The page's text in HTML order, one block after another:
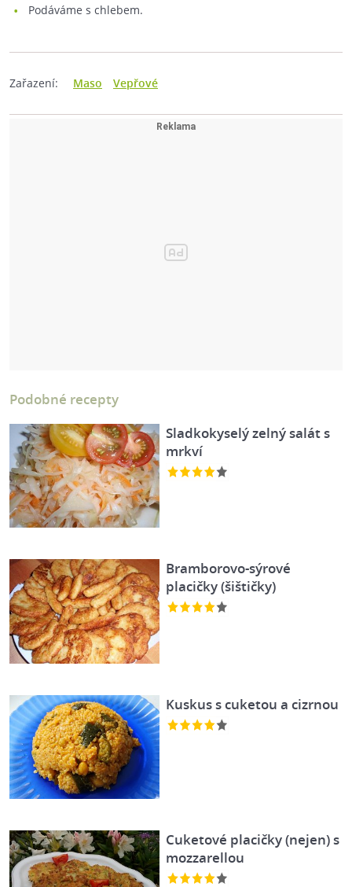
Podáváme s chlebem.
Zařazení: Maso Vepřové
Podobné recepty
Sladkokyselý zelný salát s
mrkví
Bramborovo-sýrové
placičky (šištičky)
Kuskus s cuketou a cizrnou
Cuketové placičky (nejen) s
mozzarellou